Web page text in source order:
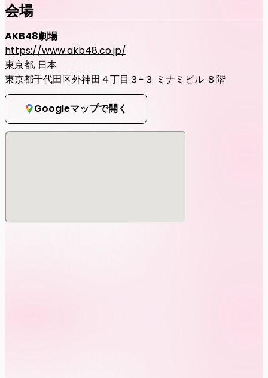
会場
AKB48劇場
https://www.akb48.co.jp/
東京都, 日本
東京都千代田区外神田４丁目３−３ ミナミビル ８階
Googleマップで開く